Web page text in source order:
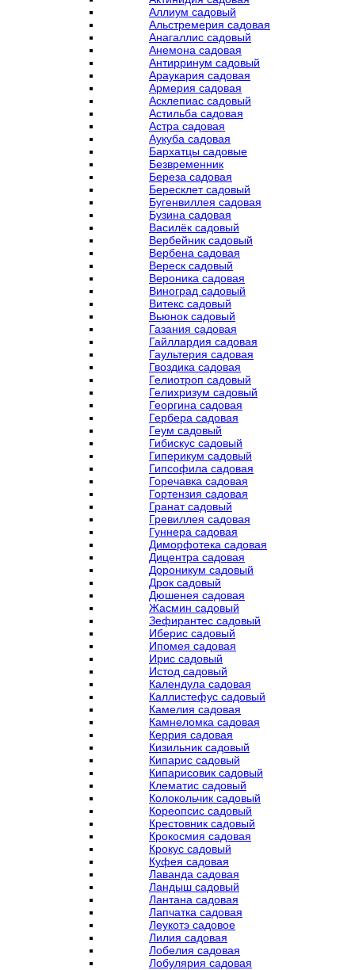
Аллиум садовый
Альстремерия садовая
Анагаллис садовый
Анемона садовая
Антирринум садовый
Араукария садовая
Армерия садовая
Асклепиас садовый
Астильба садовая
Астра садовая
Аукуба садовая
Бархатцы садовые
Безвременник
Береза садовая
Бересклет садовый
Бугенвиллея садовая
Бузина садовая
Василёк садовый
Вербейник садовый
Вербена садовая
Вереск садовый
Вероника садовая
Виноград садовый
Витекс садовый
Вьюнок садовый
Газания садовая
Гайллардия садовая
Гаультерия садовая
Гвоздика садовая
Гелиотроп садовый
Гелихризум садовый
Георгина садовая
Гербера садовая
Геум садовый
Гибискус садовый
Гиперикум садовый
Гипсофила садовая
Горечавка садовая
Гортензия садовая
Гранат садовый
Гревиллея садовая
Гуннера садовая
Диморфотека садовая
Дицентра садовая
Дороникум садовый
Дрок садовый
Дюшенея садовая
Жасмин садовый
Зефирантес садовый
Иберис садовый
Ипомея садовая
Ирис садовый
Истод садовый
Календула садовая
Каллистефус садовый
Камелия садовая
Камнеломка садовая
Керрия садовая
Кизильник садовый
Кипарис садовый
Кипарисовик садовый
Клематис садовый
Колокольчик садовый
Кореопсис садовый
Крестовник садовый
Крокосмия садовая
Крокус садовый
Куфея садовая
Лаванда садовая
Ландыш садовый
Лантана садовая
Лапчатка садовая
Леукотэ садовое
Лилия садовая
Лобелия садовая
Лобулярия садовая